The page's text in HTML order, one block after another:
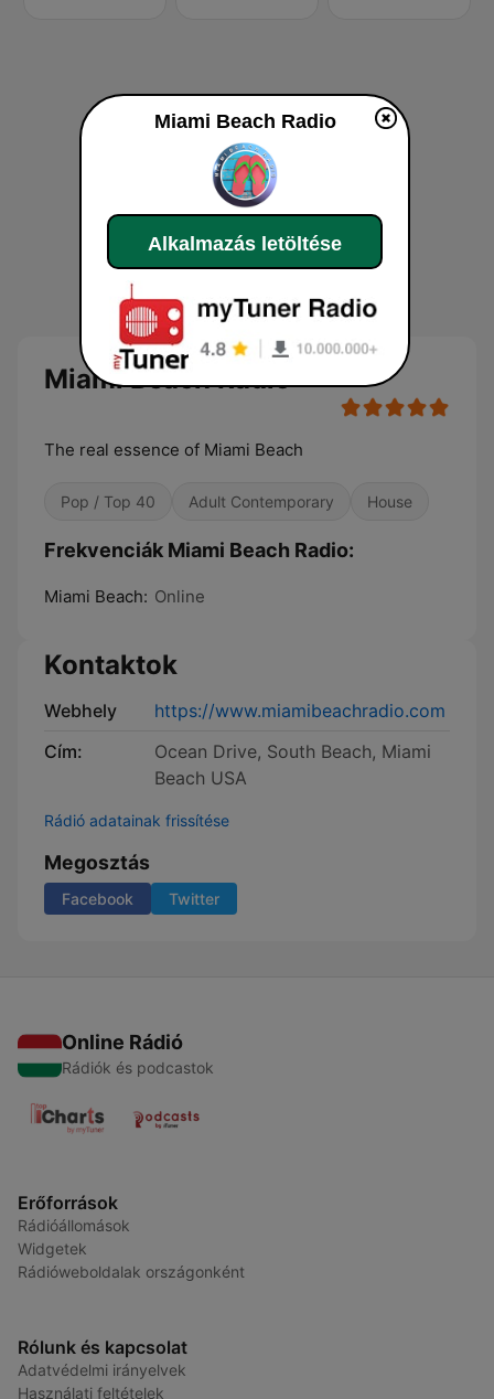
Miami Beach Radio
The real essence of Miami Beach
Pop / Top 40 Adult Contemporary House
Frekvenciák Miami Beach Radio:
Miami Beach: Online
Kontaktok
Webhely
https://www.miamibeachradio.com
Cím:
Ocean Drive, South Beach, Miami
Beach USA
Rádió adatainak frissítése
Megosztás
Facebook Twitter
Online Rádió
Rádiók és podcastok
Erőforrások
Rádióállomások
Widgetek
Rádióweboldalak országonként
Rólunk és kapcsolat
Adatvédelmi irányelvek
Használati feltételek
Miami Beach Radio
Alkalmazás letöltése